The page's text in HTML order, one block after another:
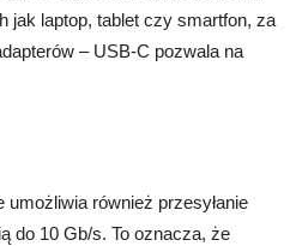
jak laptop, tablet czy smartfon, za
– USB-C pozwala na
umożliwia również przesyłanie
do 10 Gb/s. To oznacza, że